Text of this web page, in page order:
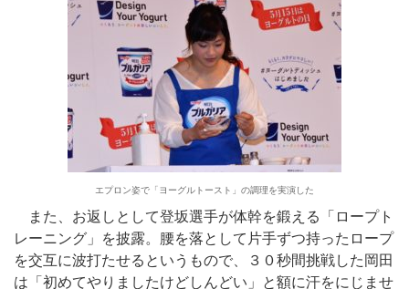
エプロン姿で「ヨーグルトースト」の調理を実演した
また、お返しとして登坂選手が体幹を鍛える「ロープト
レーニング」を披露。腰を落として片手ずつ持ったロープ
を交互に波打たせるというもので、３０秒間挑戦した岡田
は「初めてやりましたけどしんどい」と額に汗をにじませ